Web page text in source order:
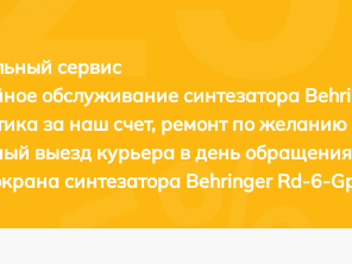
сервис
обслуживание синтезатора
за наш счет, ремонт по желанию
выезд курьера в день обращения
синтезатора Behringer Rd-6-